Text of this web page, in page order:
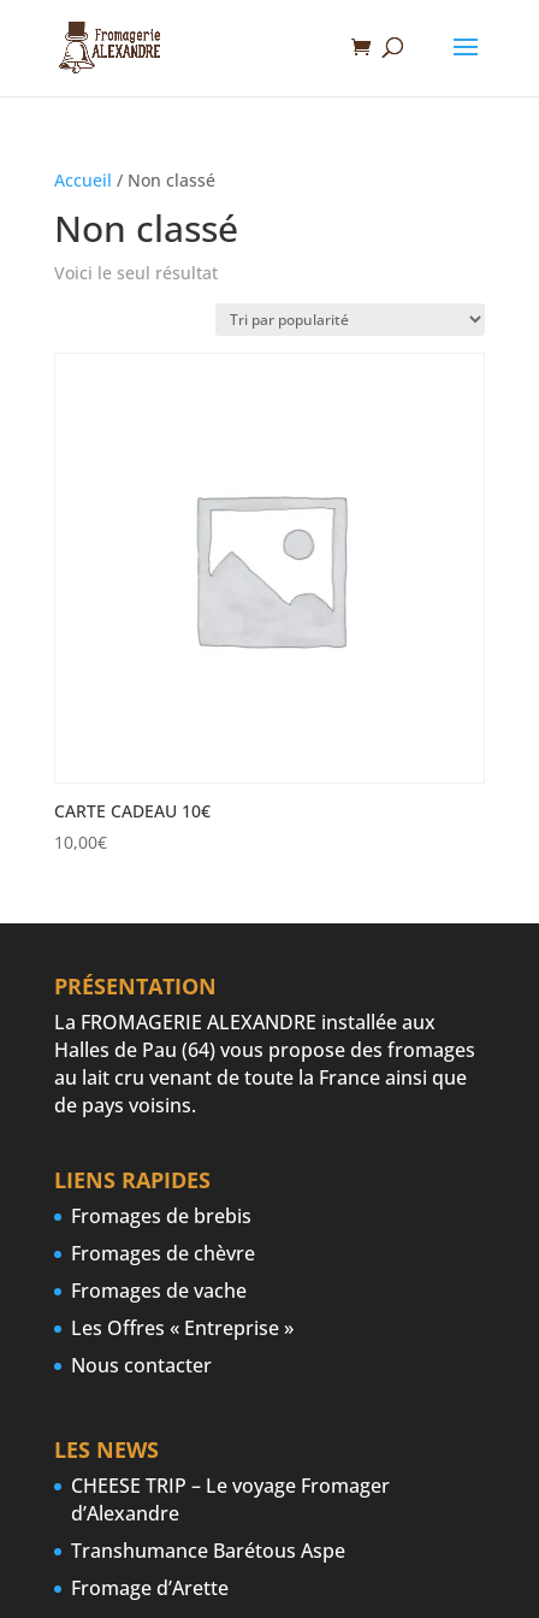
Accueil / Non classé
Non classé
Voici le seul résultat
CARTE CADEAU 10€
10,00€
PRÉSENTATION
La FROMAGERIE ALEXANDRE installée aux
Halles de Pau (64) vous propose des fromages
au lait cru venant de toute la France ainsi que
de pays voisins.
LIENS RAPIDES
Fromages de brebis
Fromages de chèvre
Fromages de vache
Les Offres « Entreprise »
Nous contacter
LES NEWS
CHEESE TRIP – Le voyage Fromager
d’Alexandre
Transhumance Barétous Aspe
Fromage d’Arette